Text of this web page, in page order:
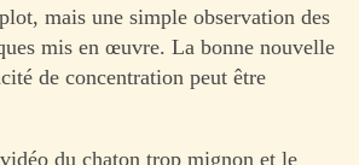
mais une simple observation des
mis en œuvre. La bonne nouvelle
de concentration peut être
du chaton trop mignon et le